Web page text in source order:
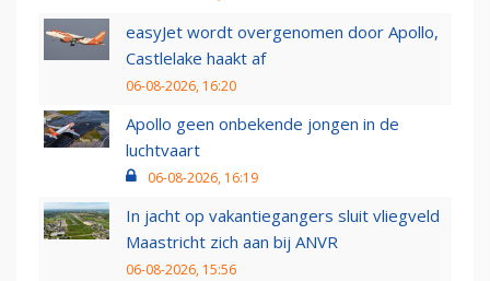
easyJet wordt overgenomen door Apollo,
Castlelake haakt af
06-08-2026, 16:20
Apollo geen onbekende jongen in de
luchtvaart
06-08-2026, 16:19
In jacht op vakantiegangers sluit vliegveld
Maastricht zich aan bij ANVR
06-08-2026, 15:56